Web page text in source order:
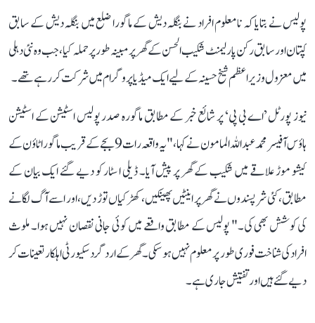
پولیس نے بتایا کہ نامعلوم افراد نے بنگلہ دیش کے ماگورا ضلع میں بنگلہ دیش کے سابق
کپتان اور سابق رکن پارلیمنٹ شکیب الحسن کے گھر پر مبینہ طور پر حملہ کیا، جب وہ نئی دہلی
میں معزول وزیر اعظم شیخ حسینہ کے لیے ایک میڈیا پروگرام میں شرکت کر رہے تھے۔
نیوز پورٹل ’اے بی پی‘ پر شائع خبر کے مطابق ماگورہ صدر پولیس اسٹیشن کے اسٹیشن
ہاؤس آفیسر محمد عبداللہ المامون نے کہا، "یہ واقعہ رات 9 بجے کے قریب ماگورا ٹاؤن کے
کیشو موڑ علاقے میں شکیب کے گھر پر پیش آیا۔ ڈیلی ا سٹار کو دیے گئے ایک بیان کے
مطابق، کئی شرپسندوں نے گھر پر اینٹیں پھینکیں، کھڑکیاں توڑ دیں، اور اسے آگ لگانے
کی کوشش بھی کی۔" پولیس کے مطابق واقعے میں کوئی جانی نقصان نہیں ہوا۔ ملوث
افراد کی شناخت فوری طور پر معلوم نہیں ہو سکی۔ گھر کے اردگرد سکیورٹی اہلکار تعینات کر
دیے گئے ہیں اور تفتیش جاری ہے۔